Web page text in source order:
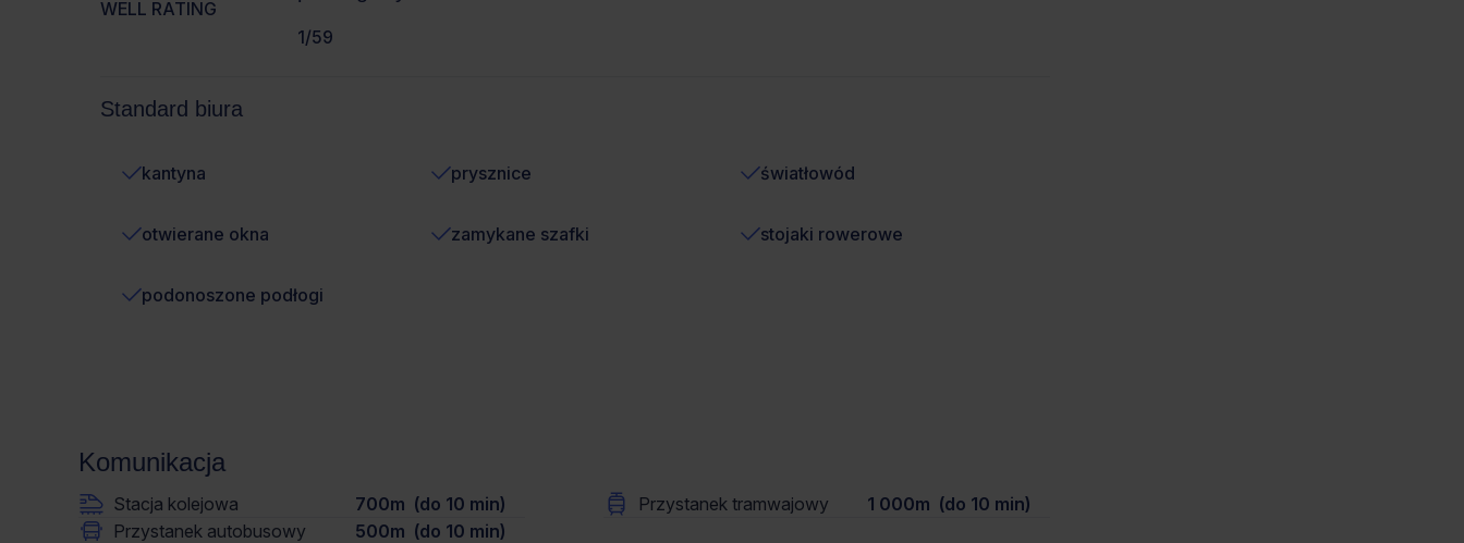
WELL RATING
1/59
Standard biura
kantyna prysznice światłowód
otwierane okna zamykane szafki stojaki rowerowe
podonoszone podłogi
Komunikacja
Stacja kolejowa 700m (do 10 min) Przystanek tramwajowy
1 000m (do 10 min)
Przystanek autobusowy
500m (do 10 min)